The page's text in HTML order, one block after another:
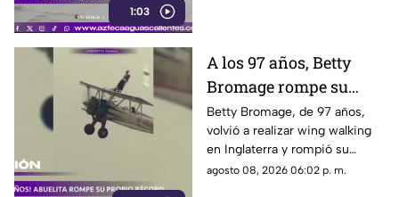
1:03
A los 97 años, Betty
Bromage rompe su
propio récord Guinness
en las alturas
Betty Bromage, de 97 años,
volvió a realizar wing walking
en Inglaterra y rompió su
propio récord Guinness tras
agosto 08, 2026 06:02 p. m.